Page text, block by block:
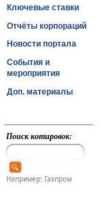
Ключевые ставки
Отчёты корпораций
Новости портала
События и
мероприятия
Доп. материалы
Поиск котировок:
Например: Газпром